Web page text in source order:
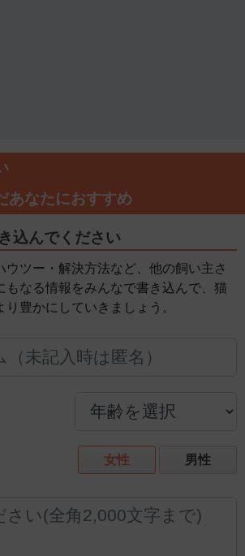
あなたにおすすめ
込んでください
ウツー・解決方法など、他の飼い主さ
もなる情報をみんなで書き込んで、猫
り豊かにしていきましょう。
女性 男性